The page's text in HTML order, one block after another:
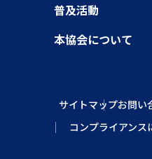
普及活動
本協会について
サイトマップお問い
コンプライアンス